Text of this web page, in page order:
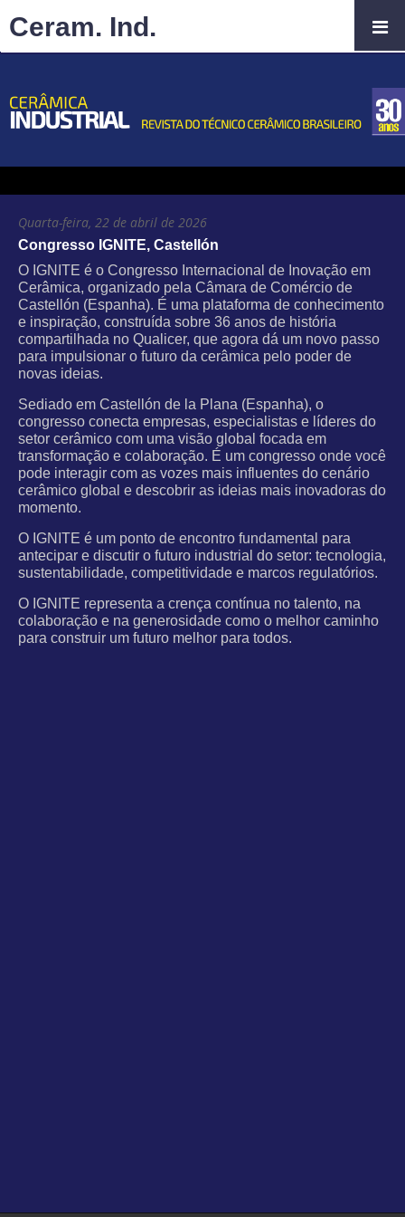
Quarta-feira, 22 de abril de 2026
Congresso IGNITE, Castellón
O IGNITE é o Congresso Internacional de Inovação em
Cerâmica, organizado pela Câmara de Comércio de
Castellón (Espanha). É uma plataforma de conhecimento
e inspiração, construída sobre 36 anos de história
compartilhada no Qualicer, que agora dá um novo passo
para impulsionar o futuro da cerâmica pelo poder de
novas ideias.
Sediado em Castellón de la Plana (Espanha), o
congresso conecta empresas, especialistas e líderes do
setor cerâmico com uma visão global focada em
transformação e colaboração. É um congresso onde você
pode interagir com as vozes mais influentes do cenário
cerâmico global e descobrir as ideias mais inovadoras do
momento.
O IGNITE é um ponto de encontro fundamental para
antecipar e discutir o futuro industrial do setor: tecnologia,
sustentabilidade, competitividade e marcos regulatórios.
O IGNITE representa a crença contínua no talento, na
colaboração e na generosidade como o melhor caminho
para construir um futuro melhor para todos.
Ceram. Ind.